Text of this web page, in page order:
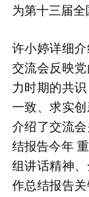
为第十三届全
许小婷详细
交流会反映
力时期的共
一致、求实
介绍了交流
结报告今年
组讲话精神
作总结报告